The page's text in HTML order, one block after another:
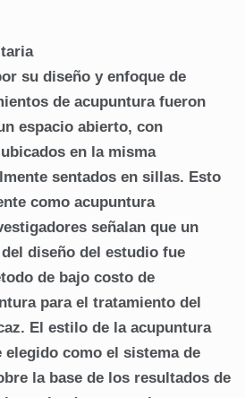
su diseño y enfoque de
de acupuntura fueron
espacio abierto, con
en la misma
sentados en sillas. Esto
como acupuntura
señalan que un
diseño del estudio fue
de bajo costo de
para el tratamiento del
El estilo de la acupuntura
elegido como el sistema de
la base de los resultados de